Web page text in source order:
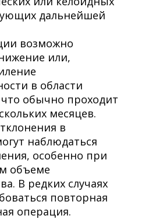
дальнейшей
возможно
или,
в области
обычно проходит
месяцев.
в
наблюдаться
особенно при
объеме
В редких случаях
повторная
операция.